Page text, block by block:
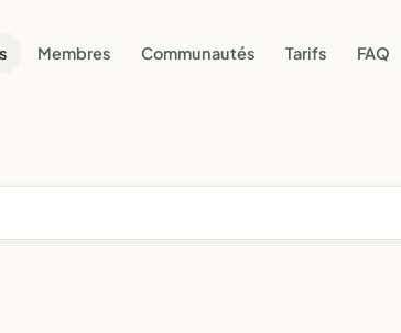
Membres Communautés Tarifs FAQ